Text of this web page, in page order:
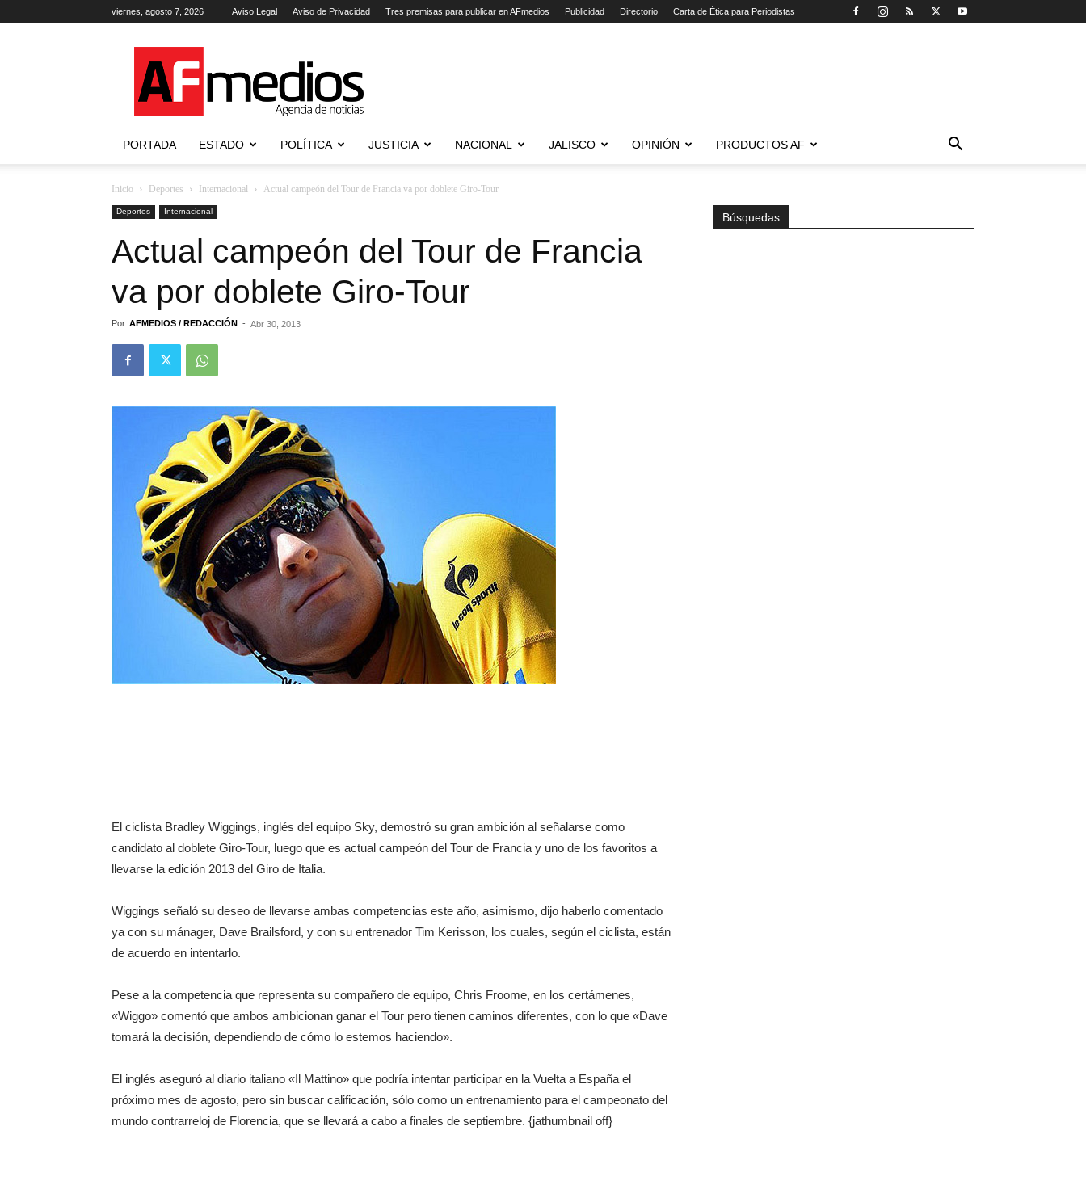
viernes, agosto 7, 2026 Aviso Legal Aviso de Privacidad Tres premisas para publicar en AFmedios Publicidad Directorio Carta de Ética para Periodistas
Agencia
de
Noticias
PORTADA ESTADO POLÍTICA JUSTICIA NACIONAL JALISCO OPINIÓN PRODUCTOS AF
Inicio Deportes Internacional Actual campeón del Tour de Francia va por doblete Giro-Tour
Deportes Internacional
Actual campeón del Tour de Francia
va por doblete Giro-Tour
Por AFMEDIOS / REDACCIÓN - Abr 30, 2013
El ciclista Bradley Wiggings, inglés del equipo Sky, demostró su gran ambición al señalarse como
candidato al doblete Giro-Tour, luego que es actual campeón del Tour de Francia y uno de los favoritos a
llevarse la edición 2013 del Giro de Italia.
Wiggings señaló su deseo de llevarse ambas competencias este año, asimismo, dijo haberlo comentado
ya con su mánager, Dave Brailsford, y con su entrenador Tim Kerisson, los cuales, según el ciclista, están
de acuerdo en intentarlo.
Pese a la competencia que representa su compañero de equipo, Chris Froome, en los certámenes,
«Wiggo» comentó que ambos ambicionan ganar el Tour pero tienen caminos diferentes, con lo que «Dave
tomará la decisión, dependiendo de cómo lo estemos haciendo».
El inglés aseguró al diario italiano «Il Mattino» que podría intentar participar en la Vuelta a España el
próximo mes de agosto, pero sin buscar calificación, sólo como un entrenamiento para el campeonato del
mundo contrarreloj de Florencia, que se llevará a cabo a finales de septiembre. {jathumbnail off}
Búsquedas